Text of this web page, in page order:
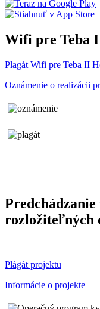
Wifi pre Teba
Plagát Wifi pre Teba II
Oznámenie o realizácii
rozložiteľných
Plágát projektu
Informácie o projekte